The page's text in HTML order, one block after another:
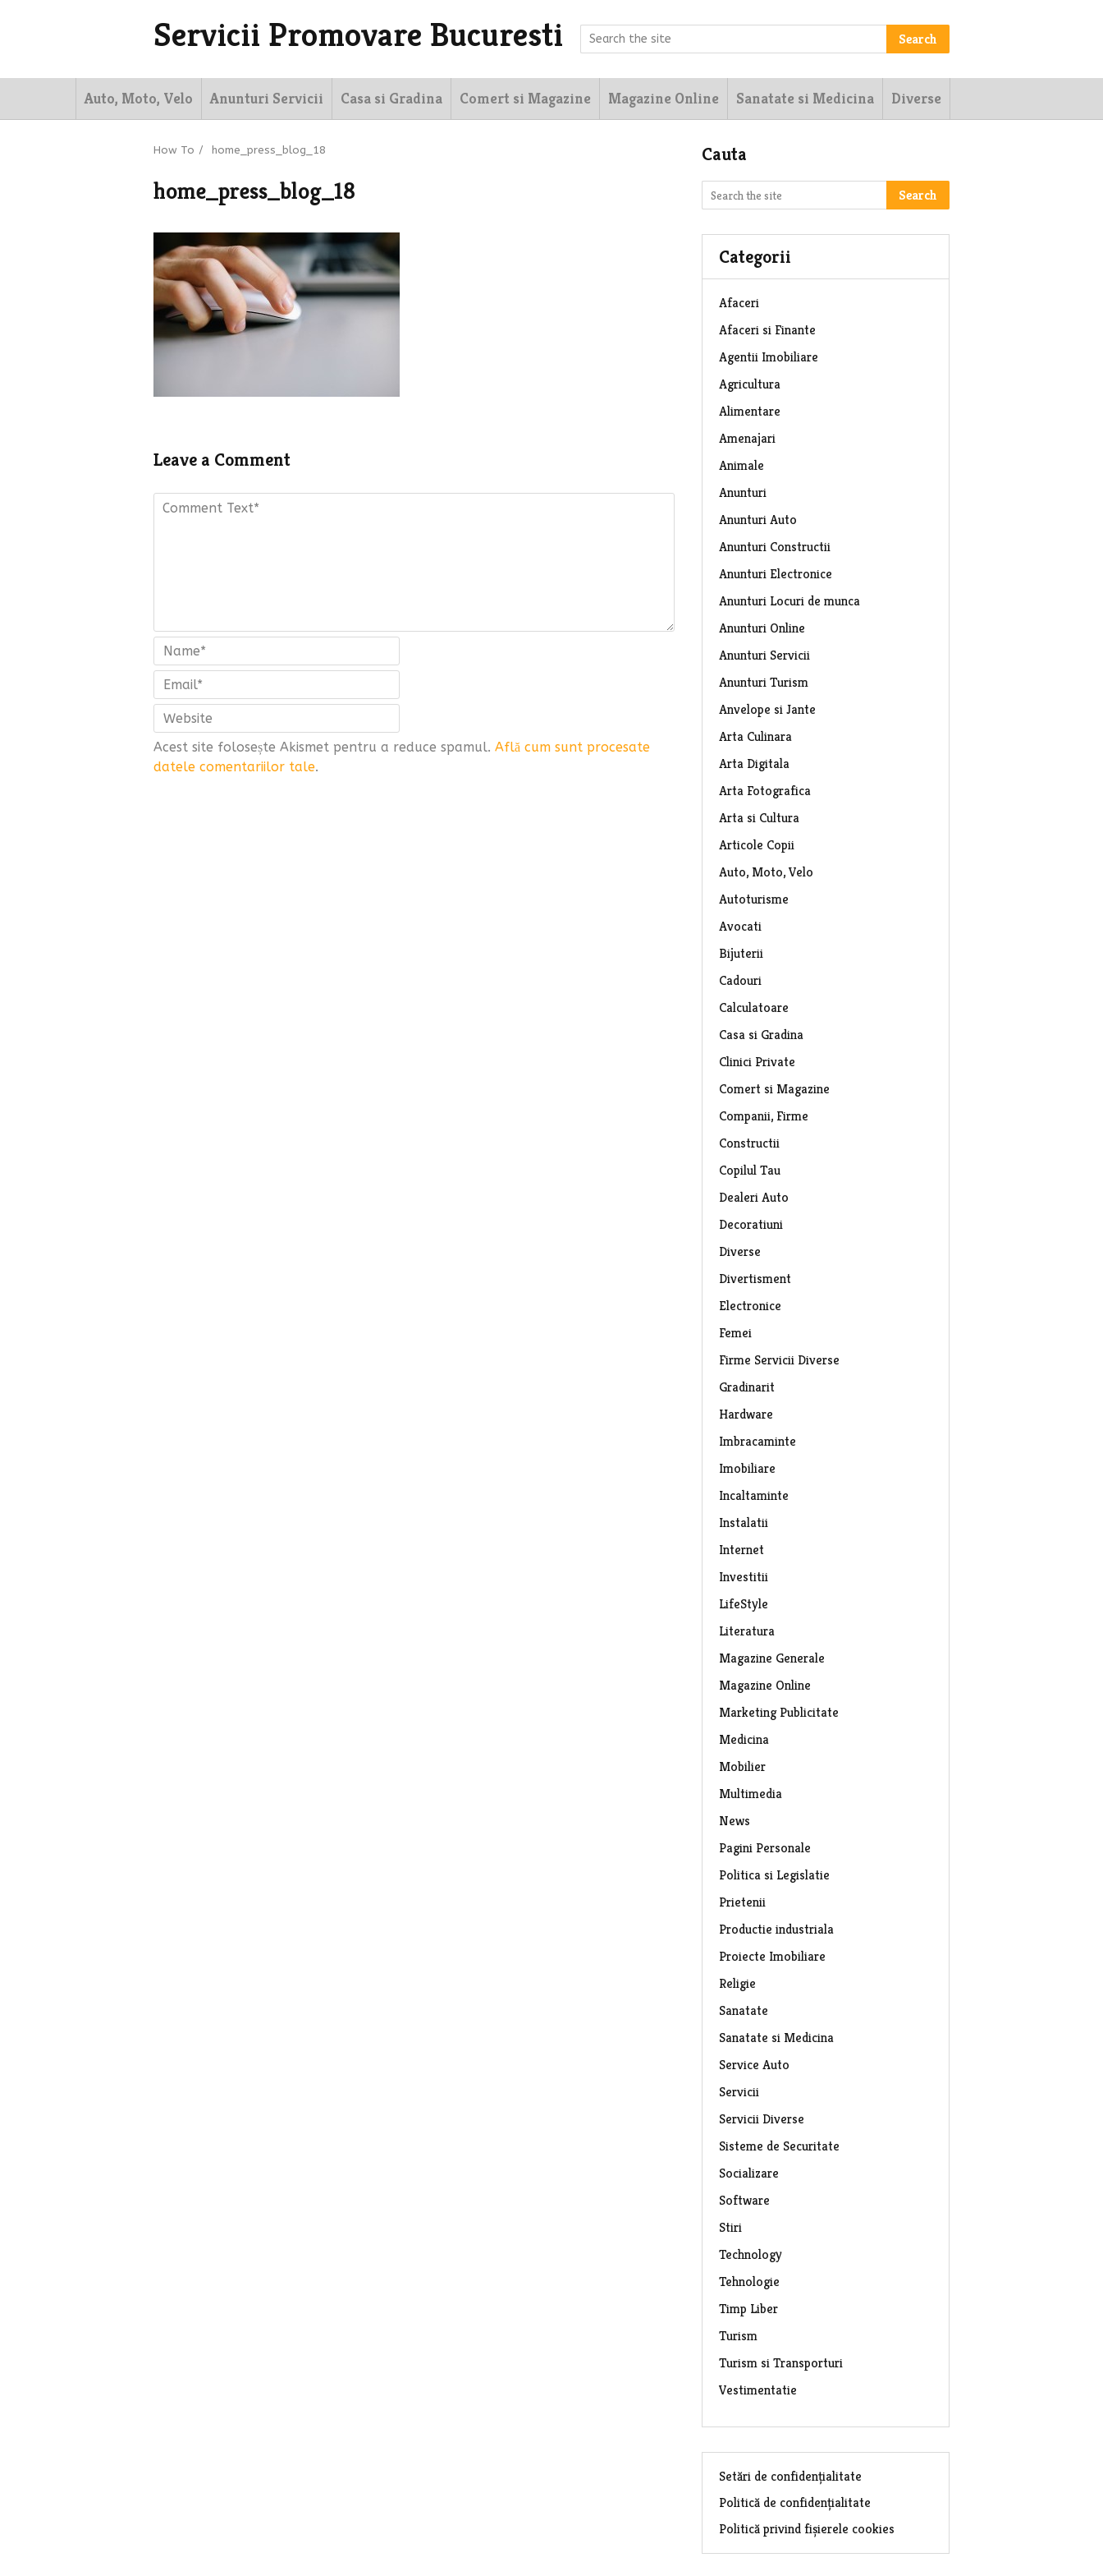
Servicii Promovare Bucuresti Search
Auto, Moto, Velo Anunturi Servicii Casa si Gradina Comert si Magazine Magazine Online Sanatate si Medicina Diverse
How To / home_press_blog_18
home_press_blog_18
Leave a Comment
Acest site folosește Akismet pentru a reduce spamul. Află cum sunt procesate
datele comentariilor tale.
Cauta
Search
Categorii
Afaceri
Afaceri si Finante
Agentii Imobiliare
Agricultura
Alimentare
Amenajari
Animale
Anunturi
Anunturi Auto
Anunturi Constructii
Anunturi Electronice
Anunturi Locuri de munca
Anunturi Online
Anunturi Servicii
Anunturi Turism
Anvelope si Jante
Arta Culinara
Arta Digitala
Arta Fotografica
Arta si Cultura
Articole Copii
Auto, Moto, Velo
Autoturisme
Avocati
Bijuterii
Cadouri
Calculatoare
Casa si Gradina
Clinici Private
Comert si Magazine
Companii, Firme
Constructii
Copilul Tau
Dealeri Auto
Decoratiuni
Diverse
Divertisment
Electronice
Femei
Firme Servicii Diverse
Gradinarit
Hardware
Imbracaminte
Imobiliare
Incaltaminte
Instalatii
Internet
Investitii
LifeStyle
Literatura
Magazine Generale
Magazine Online
Marketing Publicitate
Medicina
Mobilier
Multimedia
News
Pagini Personale
Politica si Legislatie
Prietenii
Productie industriala
Proiecte Imobiliare
Religie
Sanatate
Sanatate si Medicina
Service Auto
Servicii
Servicii Diverse
Sisteme de Securitate
Socializare
Software
Stiri
Technology
Tehnologie
Timp Liber
Turism
Turism si Transporturi
Vestimentatie
Setări de confidențialitate
Politică de confidențialitate
Politică privind fișierele cookies